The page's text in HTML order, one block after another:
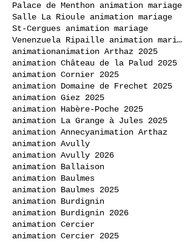
Palace de Menthon animation mariage
Salle La Rioule animation mariage
St-Cergues animation mariage
Venenzuela Ripaille animation mariage
animationanimation Arthaz 2025
animation Château de la Palud 2025
animation Cornier 2025
animation Domaine de Frechet 2025
animation Giez 2025
animation Habère-Poche 2025
animation La Grange à Jules 2025
animation Annecyanimation Arthaz
animation Avully
animation Avully 2026
animation Ballaison
animation Baulmes
animation Baulmes 2025
animation Burdignin
animation Burdignin 2026
animation Cercier
animation Cercier 2025